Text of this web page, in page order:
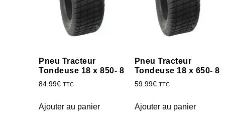
Pneu Tracteur
Tondeuse 18 x 850- 8
84.99€ TTC
Ajouter au panier
Pneu Tracteur
Tondeuse 18 x 650- 8
59.99€ TTC
Ajouter au panier